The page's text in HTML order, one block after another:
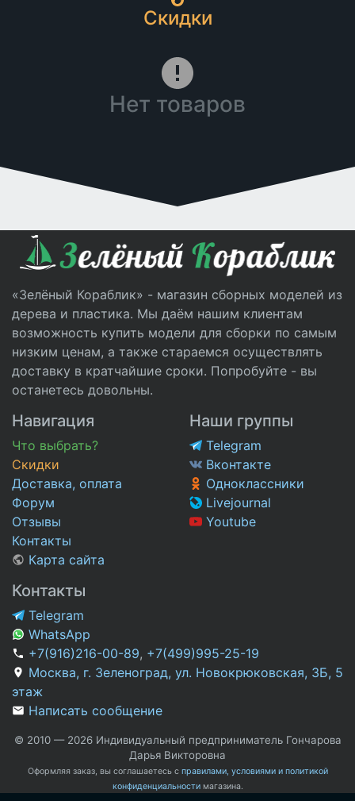
Скидки
Нет товаров
«Зелёный Кораблик» - магазин сборных моделей из
дерева и пластика. Мы даём нашим клиентам
возможность купить модели для сборки по самым
низким ценам, а также стараемся осуществлять
доставку в кратчайшие сроки. Попробуйте - вы
останетесь довольны.
Навигация
Что выбрать?
Скидки
Доставка, оплата
Форум
Отзывы
Контакты
Карта сайта
Наши группы
Telegram
Вконтакте
Одноклассники
Livejournal
Youtube
Контакты
Telegram
WhatsApp
+7(916)216-00-89, +7(499)995-25-19
Москва, г. Зеленоград, ул. Новокрюковская, 3Б, 5
этаж
Написать сообщение
© 2010 — 2026 Индивидуальный предприниматель Гончарова
Дарья Викторовна
Оформляя заказ, вы соглашаетесь с правилами, условиями и политикой
конфиденциальностимагазина.